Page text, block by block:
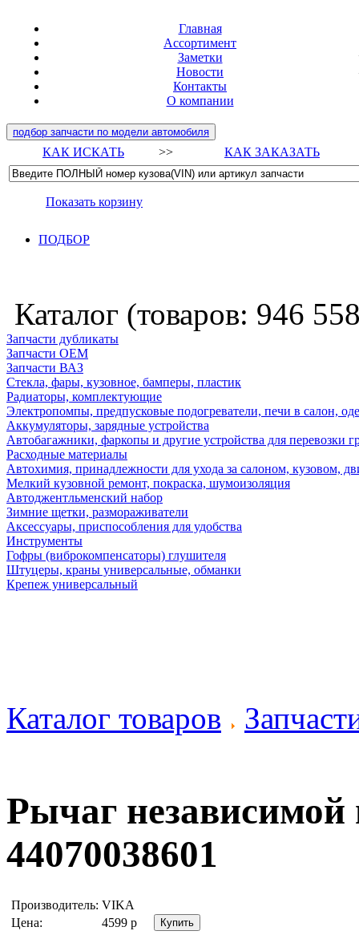
Главная
Ассортимент
Заметки
Новости
Контакты
О компании
подбор запчасти по модели автомобиля
КАК ИСКАТЬ >> КАК ЗАКАЗАТЬ
Показать корзину
ПОДБОР
Каталог (товаров: 946
Запчасти дубликаты
Запчасти ОЕМ
Запчасти ВАЗ
Стекла, фары, кузовное, бамперы, пластик
Радиаторы, комплектующие
Электропомпы, предпусковые подогреватели, печи в салон,
Аккумуляторы, зарядные устройства
Автобагажники, фаркопы и другие устройства для перевозки
Расходные материалы
Автохимия, принадлежности для ухода за салоном, кузовом,
Мелкий кузовной ремонт, покраска, шумоизоляция
Автоджентльменский набор
Зимние щетки, размораживатели
Аксессуары, приспособления для удобства
Инструменты
Гофры (виброкомпенсаторы) глушителя
Штуцеры, краны универсальные, обманки
Крепеж универсальный
Каталог товаров
Рычаг независимой
44070038601
Производитель: VIKA
Цена:
4599 р